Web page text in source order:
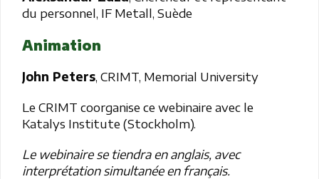
du personnel, IF Metall, Suède
Animation
John Peters, CRIMT, Memorial University
Le CRIMT coorganise ce webinaire avec le
Katalys Institute (Stockholm).
Le webinaire se tiendra en anglais, avec
interprétation simultanée en français.